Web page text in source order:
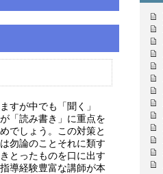
すが中でも「聞く」
「読み書き」に重点を
でしょう。この対策と
勿論のことそれに類す
とったものを口に出す
導経験豊富な講師が本